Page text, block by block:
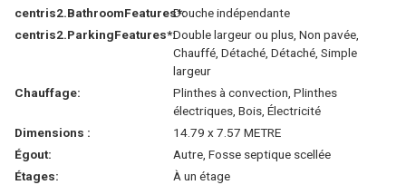
centris2.BathroomFeatures*:Douche indépendante
centris2.ParkingFeatures*:Double largeur ou plus, Non pavée,
Chauffé, Détaché, Détaché, Simple
largeur
Chauffage:
Plinthes à convection, Plinthes
électriques, Bois, Électricité
Dimensions :
14.79 x 7.57 METRE
Égout:
Autre, Fosse septique scellée
Étages:
À un étage